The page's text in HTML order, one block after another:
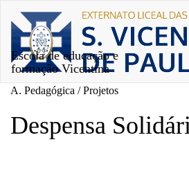
Escola de educação e
formação Vicentina
A. Pedagógica / Projetos
Despensa